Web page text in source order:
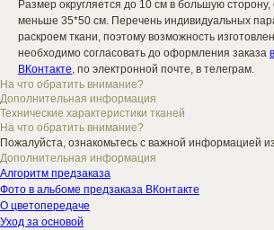
Размер округляется до 10 см в большую
меньше 35*50 см. Перечень индивидуальных
раскроем ткани, поэтому возможность
необходимо согласовать до оформления заказа
ВКонтакте, по электронной почте, в телеграм.
На что обратить внимание?
Дополнительная информация
Технические характеристики тканей
На что обратить внимание?
Пожалуйста, ознакомьтесь с важной информацией из
Дополнительная информация
Алгоритм предзаказа
Фото в альбоме предзаказа ВКонтакте
О цветопередаче
Уход за основой